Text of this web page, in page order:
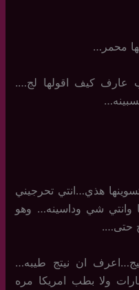
محمر…
عارف كيف اقولها لج….
هذي…انتي تحرجيني
وانتي شي وداسينه… وهو
حتى….
ان نيتج طيبه…
ولا بطب امريكا مره